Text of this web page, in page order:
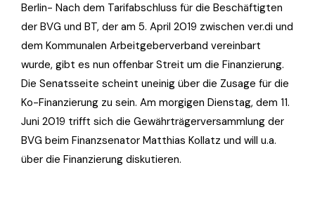
Berlin- Nach dem Tarifabschluss für die Beschäftigten
der BVG und BT, der am 5. April 2019 zwischen ver.di und
dem Kommunalen Arbeitgeberverband vereinbart
wurde, gibt es nun offenbar Streit um die Finanzierung.
Die Senatsseite scheint uneinig über die Zusage für die
Ko-Finanzierung zu sein. Am morgigen Dienstag, dem 11.
Juni 2019 trifft sich die Gewährträgerversammlung der
BVG beim Finanzsenator Matthias Kollatz und will u.a.
über die Finanzierung diskutieren.